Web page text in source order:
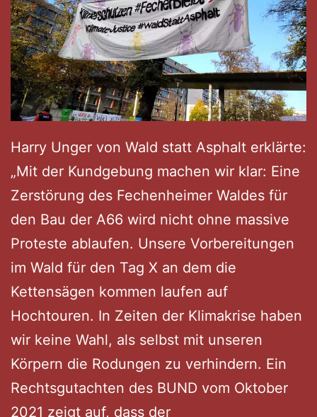
Harry Unger von Wald statt Asphalt erklärte:
„Mit der Kundgebung machen wir klar: Eine
Zerstörung des Fechenheimer Waldes für
den Bau der A66 wird nicht ohne massive
Proteste ablaufen. Unsere Vorbereitungen
im Wald für den Tag X an dem die
Kettensägen kommen laufen auf
Hochtouren. In Zeiten der Klimakrise haben
wir keine Wahl, als selbst mit unseren
Körpern die Rodungen zu verhindern. Ein
Rechtsgutachten des BUND vom Oktober
2021 zeigt auf, dass der